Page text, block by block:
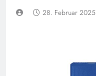
28. Februar 2025